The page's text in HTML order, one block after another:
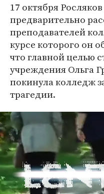
17 октября
предварительно
преподавателей
курсе которого он
что главной целью
учреждения Ольга
покинула колледж
трагедии.